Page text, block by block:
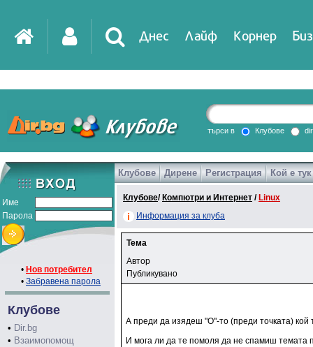
Днес Лайф Корнер
DirTV Impressio
Games
търси в Клубове
Име
Парола
• Нов потребител
• Забравена парола
Клубове
• Dir.bg
• Взаимопомощ
Клубове Дирене Регистрация Кой е тук
Клубове/ Компютри и Интернет / Linux
Информация за клуба
Тема
Автор
Публикувано
А преди да изядеш "О"-то (преди точката) кой
И мога ли да те помоля да не спамиш темата